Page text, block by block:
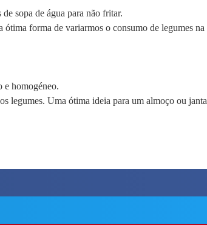
sopa de água para não fritar.
forma de variarmos o consumo de legumes
e homogéneo.
legumes. Uma ótima ideia para um almoço ou